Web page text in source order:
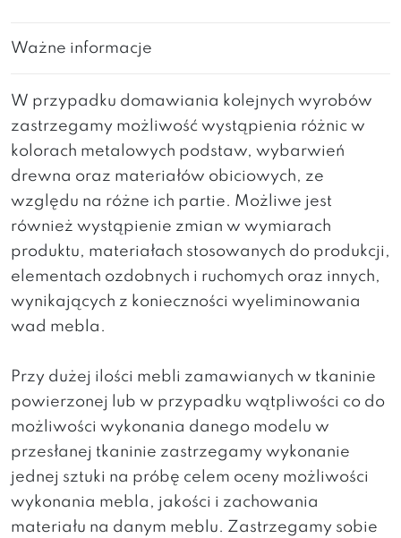
Ważne informacje
W przypadku domawiania kolejnych wyrobów
zastrzegamy możliwość wystąpienia różnic w
kolorach metalowych podstaw, wybarwień
drewna oraz materiałów obiciowych, ze
względu na różne ich partie. Możliwe jest
również wystąpienie zmian w wymiarach
produktu, materiałach stosowanych do produkcji,
elementach ozdobnych i ruchomych oraz innych,
wynikających z konieczności wyeliminowania
wad mebla.
Przy dużej ilości mebli zamawianych w tkaninie
powierzonej lub w przypadku wątpliwości co do
możliwości wykonania danego modelu w
przesłanej tkaninie zastrzegamy wykonanie
jednej sztuki na próbę celem oceny możliwości
wykonania mebla, jakości i zachowania
materiału na danym meblu. Zastrzegamy sobie